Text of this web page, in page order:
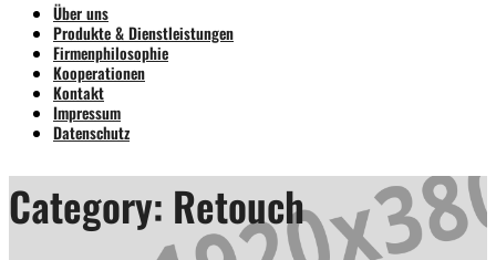
Über uns
Produkte & Dienstleistungen
Firmenphilosophie
Kooperationen
Kontakt
Impressum
Datenschutz
Category: Retouch